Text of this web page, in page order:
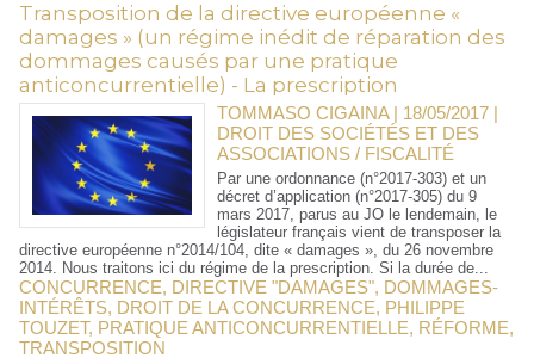
Transposition de la directive européenne «
damages » (un régime inédit de réparation des
dommages causés par une pratique
anticoncurrentielle) - La prescription
TOMMASO CIGAINA | 18/05/2017 |
DROIT DES SOCIÉTÉS ET DES
ASSOCIATIONS / FISCALITÉ
Par une ordonnance (n°2017-303) et un
décret d’application (n°2017-305) du 9
mars 2017, parus au JO le lendemain, le
législateur français vient de transposer la
directive européenne n°2014/104, dite « damages », du 26 novembre
2014. Nous traitons ici du régime de la prescription. Si la durée de...
CONCURRENCE, DIRECTIVE "DAMAGES", DOMMAGES-
INTÉRÊTS, DROIT DE LA CONCURRENCE, PHILIPPE
TOUZET, PRATIQUE ANTICONCURRENTIELLE, RÉFORME,
TRANSPOSITION